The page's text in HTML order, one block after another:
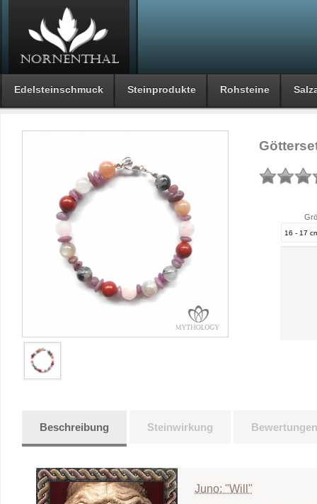
Edelsteinschmuck Steinprodukte Rohsteine
Beschreibung Steinwirkung Bewertungen
Juno: "Will"